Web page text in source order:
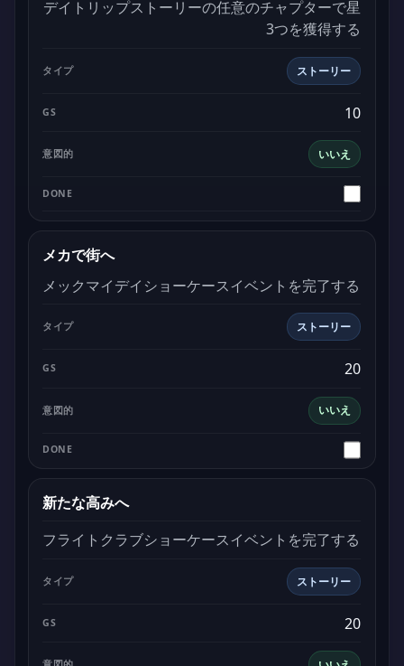
デイトリップストーリーの任意のチャプターで星
3つを獲得する
ストーリー
いいえ
10
メカで街へ
メックマイデイショーケースイベントを完了する
ストーリー
いいえ
20
新たな高みへ
フライトクラブショーケースイベントを完了する
ストーリー
20